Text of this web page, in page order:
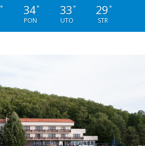
° 34°
PON
33 °
UTO
29 °
STR